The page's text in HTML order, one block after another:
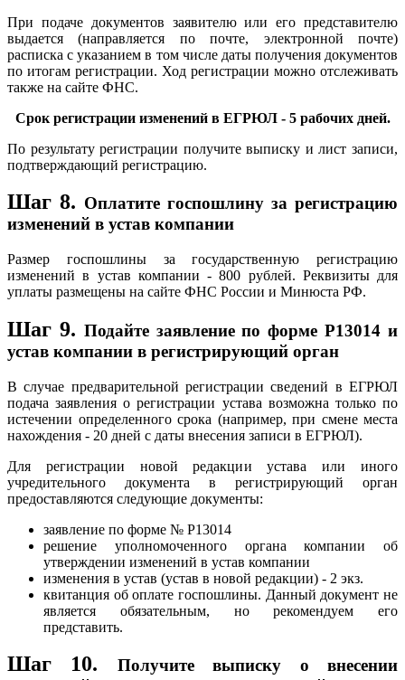
При подаче документов заявителю или его представителю
выдается (направляется по почте, электронной почте)
расписка с указанием в том числе даты получения документов
по итогам регистрации. Ход регистрации можно отслеживать
также на сайте ФНС.
Срок регистрации изменений в ЕГРЮЛ - 5 рабочих дней.
По результату регистрации получите выписку и лист записи,
подтверждающий регистрацию.
Шаг 8. Оплатите госпошлину за регистрацию
изменений в устав компании
Размер госпошлины за государственную регистрацию
изменений в устав компании - 800 рублей. Реквизиты для
уплаты размещены на сайте ФНС России и Минюста РФ.
Шаг 9. Подайте заявление по форме Р13014 и
устав компании в регистрирующий орган
В случае предварительной регистрации сведений в ЕГРЮЛ
подача заявления о регистрации устава возможна только по
истечении определенного срока (например, при смене места
нахождения - 20 дней с даты внесения записи в ЕГРЮЛ).
Для регистрации новой редакции устава или иного
учредительного документа в регистрирующий орган
предоставляются следующие документы:
заявление по форме № Р13014
решение уполномоченного органа компании об
утверждении изменений в устав компании
изменения в устав (устав в новой редакции) - 2 экз.
квитанция об оплате госпошлины. Данный документ не
является обязательным, но рекомендуем его
представить.
Шаг 10.
Получите выписку о внесении